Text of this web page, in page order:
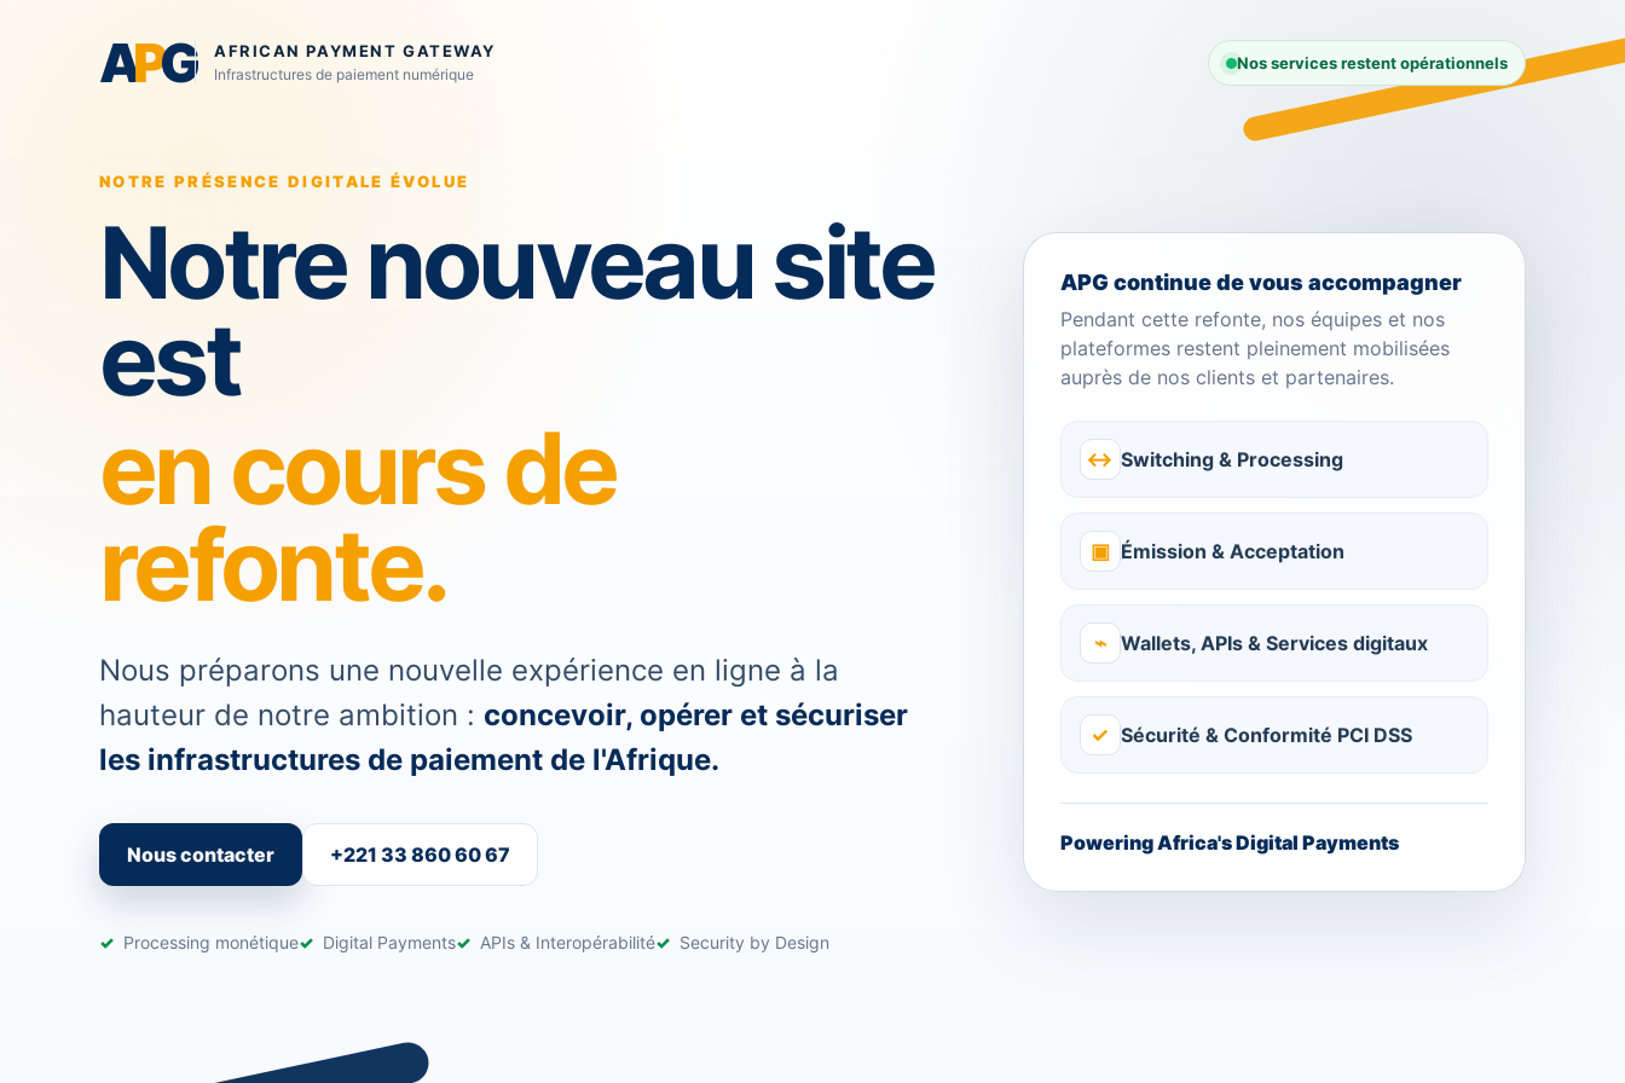
APG AFRICAN PAYMENT GATEWAY
Infrastructures de paiement numérique
Nos services restent opérationnels
NOTRE PRÉSENCE DIGITALE ÉVOLUE
Notre nouveau site
est
en cours de
refonte.
Nous préparons une nouvelle expérience en ligne à la
hauteur de notre ambition : concevoir, opérer et sécuriser
les infrastructures de paiement de l'Afrique.
Nous contacter +221 33 860 60 67
Processing monétique Digital Payments APIs & Interopérabilité Security by Design
APG continue de vous accompagner
Pendant cette refonte, nos équipes et nos
plateformes restent pleinement mobilisées
auprès de nos clients et partenaires.
↔ Switching & Processing
▣ Émission & Acceptation
⌁ Wallets, APIs & Services digitaux
✓ Sécurité & Conformité PCI DSS
Powering Africa's Digital Payments